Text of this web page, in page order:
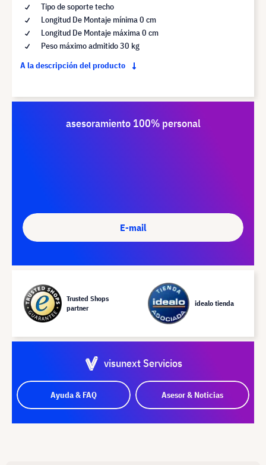
Tipo de soporte techo
Longitud De Montaje mínima 0 cm
Longitud De Montaje máxima 0 cm
Peso máximo admitido 30 kg
A la descripción del producto
asesoramiento 100% personal
E-mail
Trusted Shops
partner
idealo tienda
visunext Servicios
Ayuda & FAQ Asesor & Noticias